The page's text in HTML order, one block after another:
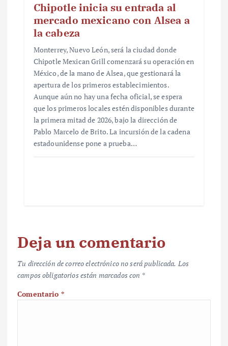
Chipotle inicia su entrada al
mercado mexicano con Alsea a
la cabeza
Monterrey, Nuevo León, será la ciudad donde
Chipotle Mexican Grill comenzará su operación en
México, de la mano de Alsea, que gestionará la
apertura de los primeros establecimientos.
Aunque aún no hay una fecha oficial, se espera
que los primeros locales estén disponibles durante
la primera mitad de 2026, bajo la dirección de
Pablo Marcelo de Brito. La incursión de la cadena
estadounidense pone a prueba…
Deja un comentario
Tu dirección de correo electrónico no será publicada. Los
campos obligatorios están marcados con *
Comentario *